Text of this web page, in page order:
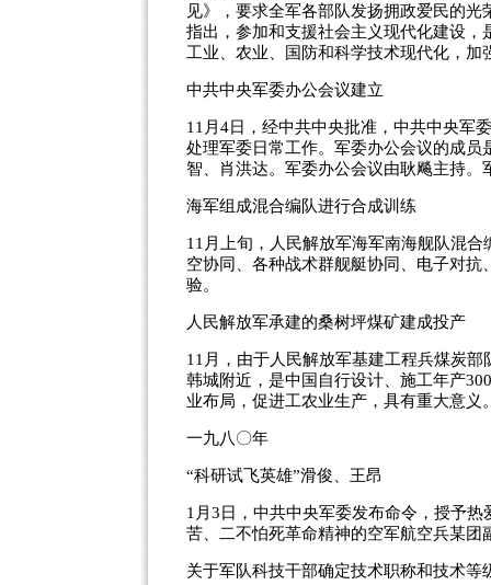
见》，要求全军各部队发扬拥政爱民的
指出，参加和支援社会主义现代化建设
工业、农业、国防和科学技术现代化，
中共中央军委办公会议建立
11月4日，经中共中央批准，中共中央军
处理军委日常工作。军委办公会议的成
智、肖洪达。军委办公会议由耿飚主持
海军组成混合编队进行合成训练
11月上旬，人民解放军海军南海舰队混
空协同、各种战术群舰艇协同、电子对
验。
人民解放军承建的桑树坪煤矿建成投产
11月，由于人民解放军基建工程兵煤炭
韩城附近，是中国自行设计、施工年产
业布局，促进工农业生产，具有重大意义
一九八〇年
“科研试飞英雄”滑俊、王昂
1月3日，中共中央军委发布命令，授予
苦、二不怕死革命精神的空军航空兵某团
关于军队科技干部确定技术职称和技术等